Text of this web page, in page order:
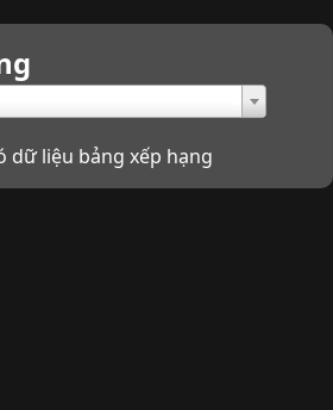
dữ liệu bảng xếp hạng